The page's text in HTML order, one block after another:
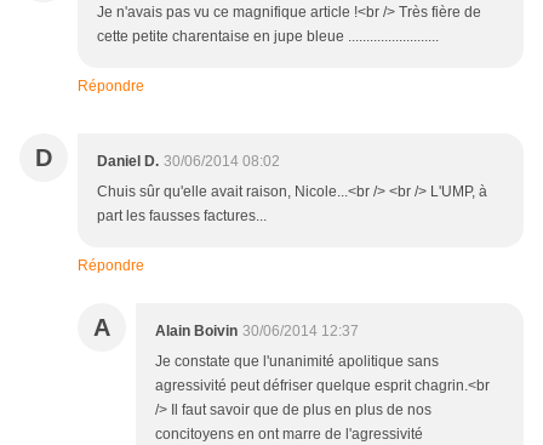
Je n'avais pas vu ce magnifique article !<br /> Très fière de
cette petite charentaise en jupe bleue .........................
Répondre
D Daniel D. 30/06/2014 08:02
Chuis sûr qu'elle avait raison, Nicole...<br /> <br /> L'UMP, à
part les fausses factures...
Répondre
A Alain Boivin 30/06/2014 12:37
Je constate que l'unanimité apolitique sans
agressivité peut défriser quelque esprit chagrin.<br
/> Il faut savoir que de plus en plus de nos
concitoyens en ont marre de l'agressivité